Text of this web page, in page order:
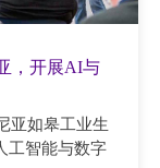
，开展AI与
亚如皋工业生
工智能与数字